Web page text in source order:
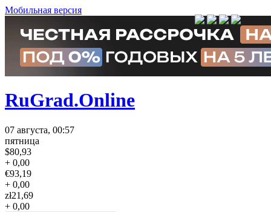
Мобильная версия
RuGrad.Online
07 августа, 00:57
пятница
$80,93
+ 0,00
€93,19
+ 0,00
zł21,69
+ 0,00